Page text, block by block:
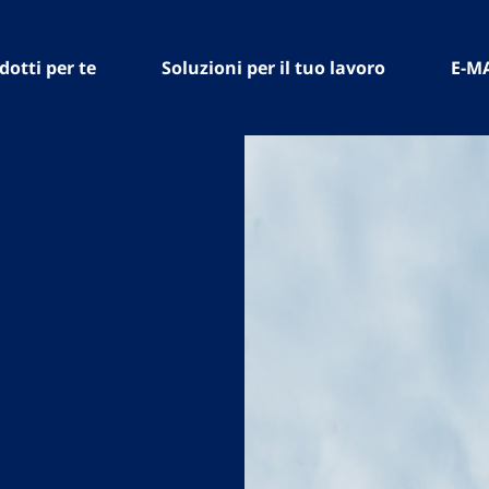
per te Soluzioni per il tuo lavoro E-